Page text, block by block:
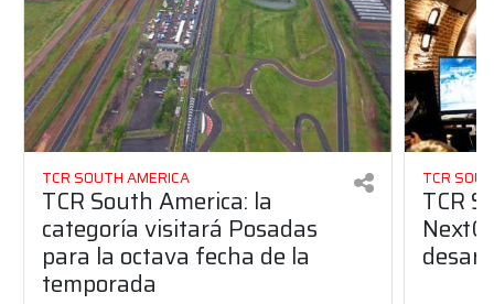
TCR SOUTH AMERICA
TCR South America: la
categoría visitará Posadas
para la octava fecha de la
temporada
TCR
TCR